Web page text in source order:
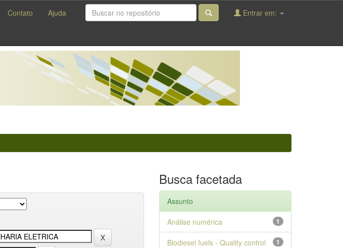
Contato Ajuda Entrar em:
Busca facetada
Assunto
1
Análise numérica
1
Biodiesel fuels - Quality control